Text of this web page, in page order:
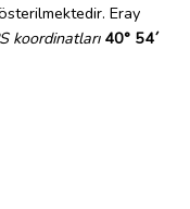
Eray
koordinatları 40° 54´